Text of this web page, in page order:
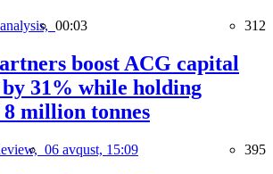
00:03 312
boost ACG capital
by 31% while holding
million tonnes
06 avqust, 15:09 395